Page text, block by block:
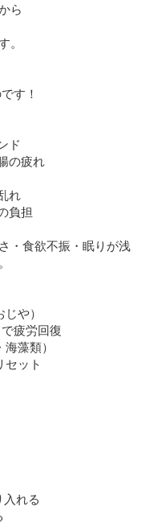
ら
。
す！
ド
の疲れ
れ
負担
・食欲不振・眠りが浅
や）
疲労回復
藻類）
セット
れる